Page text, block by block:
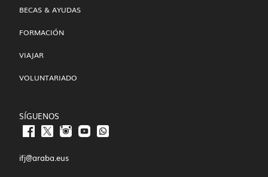
BECAS & AYUDAS
FORMACIÓN
VIAJAR
VOLUNTARIADO
SÍGUENOS
ifj@araba.eus